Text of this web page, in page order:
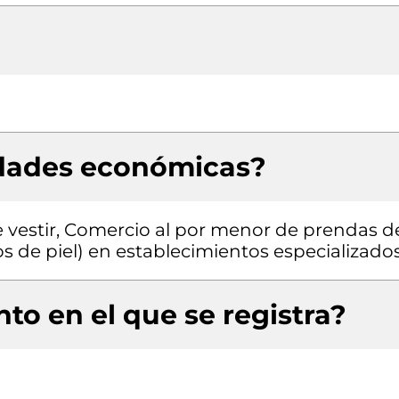
económicas?
Comercio al por menor de prendas
de piel) en establecimientos
en el que se registra?